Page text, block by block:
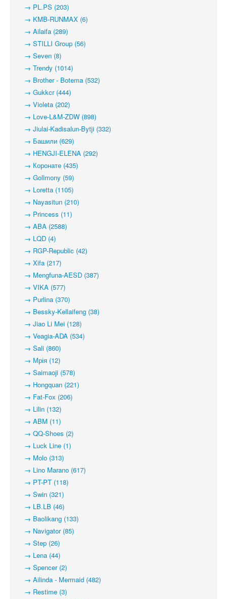
→ PL.PS (203)
→ KMB-RUNMAX (6)
→ Ailaifa (289)
→ STILLI Group (56)
→ Seven (8)
→ Trendy (1014)
→ Brother - Botema (532)
→ Gukkcr (444)
→ Violeta (202)
→ Love-L&M-ZDW (898)
→ Jiulai-Kadisalun-Bytji (332)
→ Башили (629)
→ HENGJI-ELENA (292)
→ Коронате (435)
→ Gollmony (59)
→ Loretta (1105)
→ Nayasitun (210)
→ Princess (11)
→ ABA (2588)
→ LQD (4)
→ RGP-Republic (42)
→ Xifa (217)
→ Mengfuna-AESD (387)
→ VIKA (577)
→ Purlina (370)
→ Bessky-Kellaifeng (38)
→ Jiao Li Mei (128)
→ Veagia-ADA (534)
→ Sali (860)
→ Мрія (12)
→ Saimaoji (578)
→ Hongquan (221)
→ Fat-Fox (206)
→ Lilin (132)
→ ABM (11)
→ QQ-Shoes (2)
→ Luck Line (1)
→ Molo (313)
→ Lino Marano (617)
→ PT-PT (118)
→ Swin (321)
→ LB.LB (46)
→ Baolikang (133)
→ Navigator (85)
→ Step (26)
→ Lena (44)
→ Spencer (2)
→ Ailinda - Mermaid (482)
→ Restime (3)